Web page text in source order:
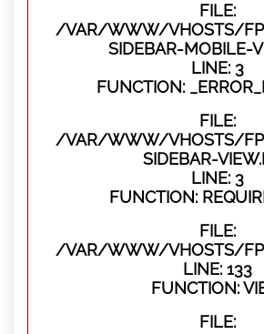
FILE:
/VAR/WWW/VHOSTS/
SIDEBAR-MOBILE-
LINE: 3
FUNCTION:
FILE:
/VAR/WWW/VHOSTS/
SIDEBAR-
LINE: 3
FUNCTION:
FILE:
/VAR/WWW/VHOSTS/
LINE: 133
FUNCTION:
FILE: